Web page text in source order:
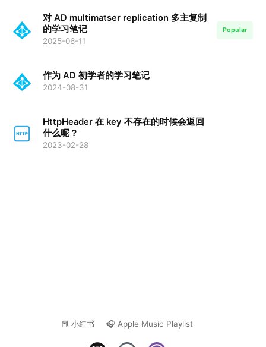
对 AD multimatser replication 多主复制
的学习笔记
2025-06-11
Popular
作为 AD 初学者的学习笔记
2024-08-31
HttpHeader 在 key 不存在的时候会返回
什么呢？
2023-02-28
📕 小红书 🎧 Apple Music Playlist